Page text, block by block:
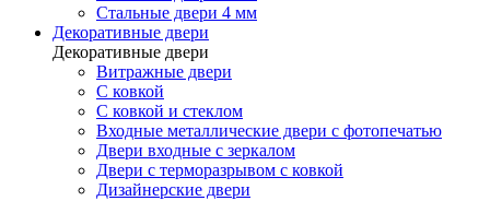
Стальные двери 4 мм
Декоративные двери
Декоративные двери
Витражные двери
С ковкой
С ковкой и стеклом
Входные металлические двери с фотопечатью
Двери входные с зеркалом
Двери с терморазрывом с ковкой
Дизайнерские двери